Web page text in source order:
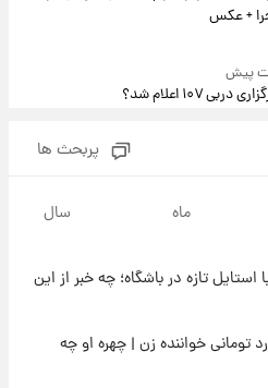
+ عکس
۱۰۷ اعلام شد؟
پربحث ها
ماه سال
تازه در باشگاه؛ چه خبر از این
۴۰ میلیارد تومانی خواننده زن | چهره او چه